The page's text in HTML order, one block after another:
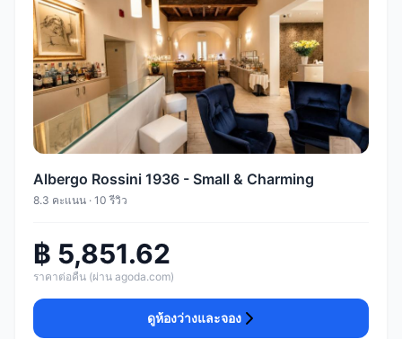
Albergo Rossini 1936 - Small & Charming
8.3 คะแนน · 10 รีวิว
฿ 5,851.62
ราคาต่อคืน (ผ่าน agoda.com)
ดูห้องว่างและจอง